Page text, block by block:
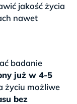
jakość życia
nawet
badanie
już w 4-5
życiu możliwe
bez